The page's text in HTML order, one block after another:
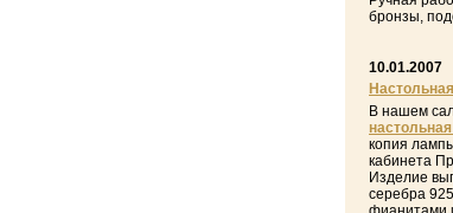
бронзы,
10.01.2007
В нашем
копия
кабинета
Изделие
серебра